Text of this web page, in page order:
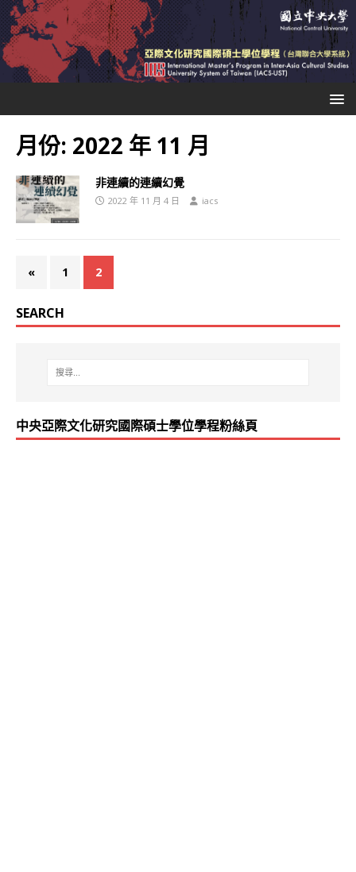
月份: 2022 年 11 月
非連續的連續幻覺
2022 年 11 月 4 日 iacs
« 1 2
SEARCH
中央亞際文化研究國際碩士學位學程粉絲頁